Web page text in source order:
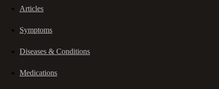
Articles
Symptoms
Diseases & Conditions
Medications